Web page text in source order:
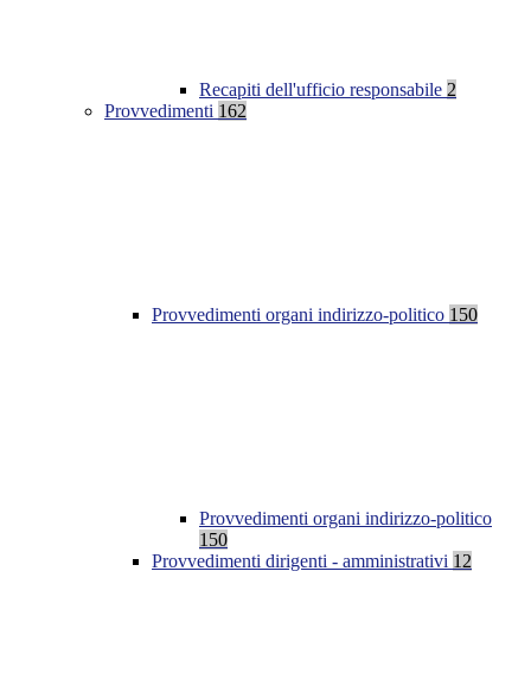
Recapiti dell'ufficio responsabile 2
Provvedimenti 162
Provvedimenti organi indirizzo-politico 150
Provvedimenti organi indirizzo-politico
150
Provvedimenti dirigenti - amministrativi 12